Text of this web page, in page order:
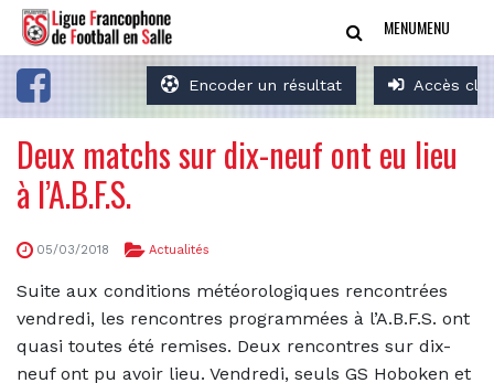
Encoder un résultat Accès
MENUMENU
Deux matchs sur dix-neuf ont eu lieu
à l’A.B.F.S.
05/03/2018 Actualités
Suite aux conditions météorologiques rencontrées
vendredi, les rencontres programmées à l’A.B.F.S. ont
quasi toutes été remises. Deux rencontres sur dix-
neuf ont pu avoir lieu. Vendredi, seuls GS Hoboken et